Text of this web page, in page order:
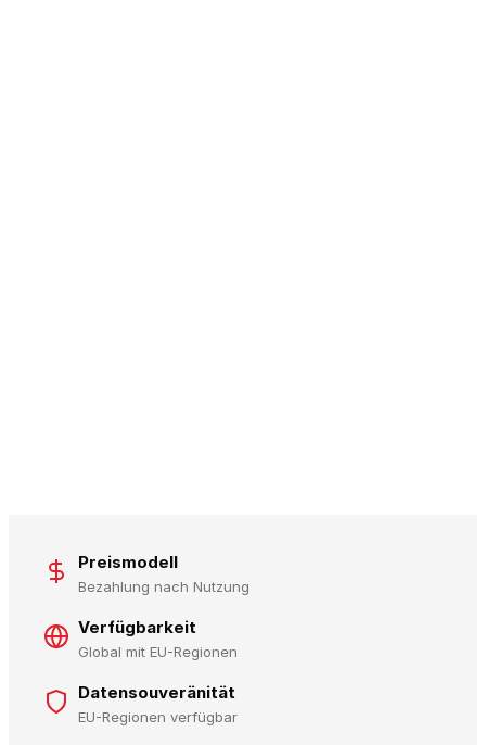
Preismodell
Bezahlung nach Nutzung
Verfügbarkeit
Global mit EU-Regionen
Datensouveränität
EU-Regionen verfügbar